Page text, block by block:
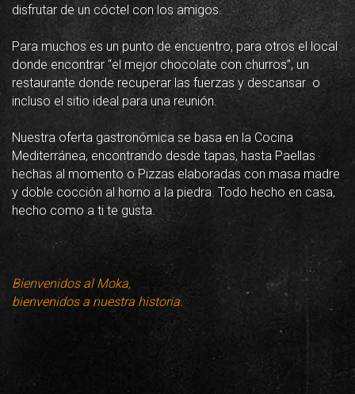
disfrutar de un cóctel con los amigos.
Para muchos es un punto de encuentro, para otros el local
donde encontrar “el mejor chocolate con churros”, un
restaurante donde recuperar las fuerzas y descansar o
incluso el sitio ideal para una reunión.
Nuestra oferta gastronómica se basa en la Cocina
Mediterránea, encontrando desde tapas, hasta Paellas
hechas al momento o Pizzas elaboradas con masa madre
y doble cocción al horno a la piedra. Todo hecho en casa,
hecho como a ti te gusta.
Bienvenidos al Moka,
bienvenidos a nuestra historia.